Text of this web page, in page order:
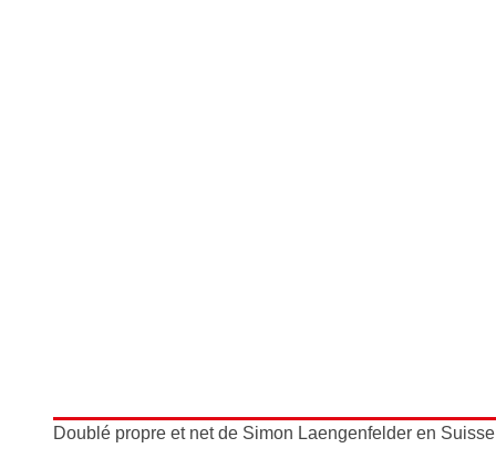
Doublé propre et net de Simon Laengenfelder en